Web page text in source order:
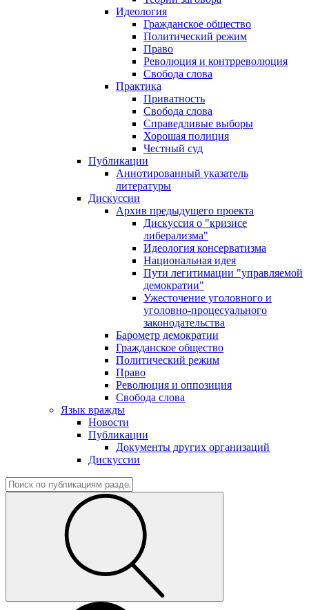
Идеология
Гражданское общество
Политический режим
Право
Революция и контрреволюция
Свобода слова
Практика
Приватность
Свобода слова
Справедливые выборы
Хорошая полиция
Честный суд
Публикации
Аннотированный указатель
литературы
Дискуссии
Архив предыдущего проекта
Дискуссия о "кризисе
либерализма"
Идеология консерватизма
Национальная идея
Пути легитимации "управляемой
демократии"
Ужесточение уголовного и
уголовно-процесуального
законодательства
Барометр демократии
Гражданское общество
Политический режим
Право
Революция и оппозиция
Свобода слова
Язык вражды
Новости
Публикации
Документы других организаций
Дискуссии